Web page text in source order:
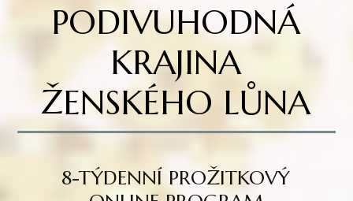
PODIVUHODNÁ
KRAJINA
ŽENSKÉHO LŮNA
8-TÝDENNÍ PROŽITKOVÝ